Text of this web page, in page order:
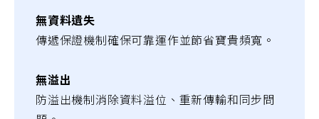
無資料遺失
傳遞保證機制確保可靠運作並節省寶貴頻寬。
無溢出
防溢出機制消除資料溢位、重新傳輸和同步問